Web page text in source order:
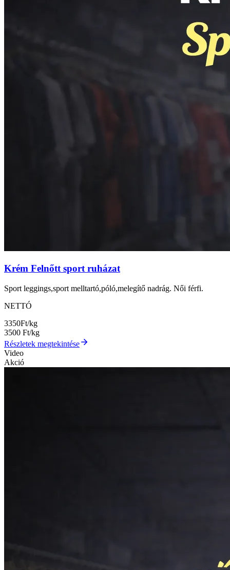
Krém Felnőtt sport ruházat
Sport leggings,sport melltartó,póló,melegítő nadrág. Női férfi.
NETTÓ
3350Ft/kg
3500 Ft/kg
Részletek megtekintése
Video
Akció